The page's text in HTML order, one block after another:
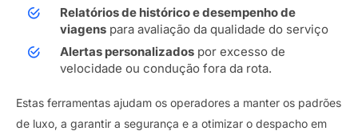
Relatórios de histórico e desempenho de
viagens para avaliação da qualidade do serviço
Alertas personalizados por excesso de
velocidade ou condução fora da rota.
Estas ferramentas ajudam os operadores a manter os padrões
de luxo, a garantir a segurança e a otimizar o despacho em